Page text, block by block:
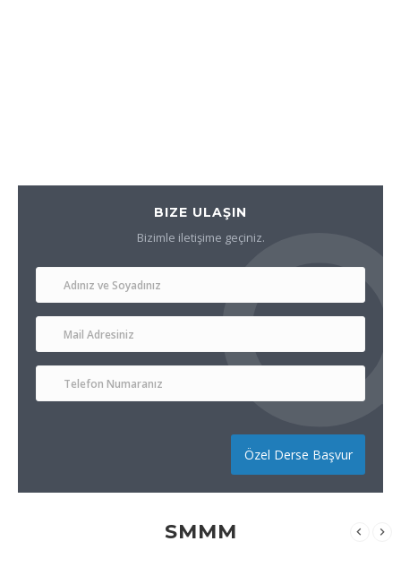
BIZE ULAŞIN
Bizimle iletişime geçiniz.
Özel Derse Başvur
SMMM